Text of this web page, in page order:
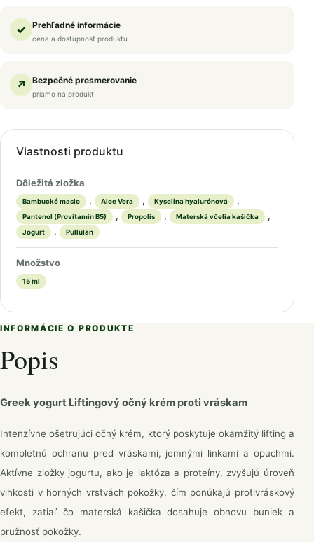
✓ Prehľadné informácie
cena a dostupnosť produktu
↗ Bezpečné presmerovanie
priamo na produkt
Vlastnosti produktu
Dôležitá zložka
Bambucké maslo , Aloe Vera , Kyselina hyalurónová ,
Pantenol (Provitamín B5) , Propolis , Materská včelia kašička ,
Jogurt , Pullulan
Množstvo
15 ml
INFORMÁCIE O PRODUKTE
Popis
Greek yogurt Liftingový očný krém proti vráskam
Intenzívne ošetrujúci očný krém, ktorý poskytuje okamžitý lifting a
kompletnú ochranu pred vráskami, jemnými linkami a opuchmi.
Aktívne zložky jogurtu, ako je laktóza a proteíny, zvyšujú úroveň
vlhkosti v horných vrstvách pokožky, čím ponúkajú protivráskový
efekt, zatiaľ čo materská kašička dosahuje obnovu buniek a
pružnosť pokožky.